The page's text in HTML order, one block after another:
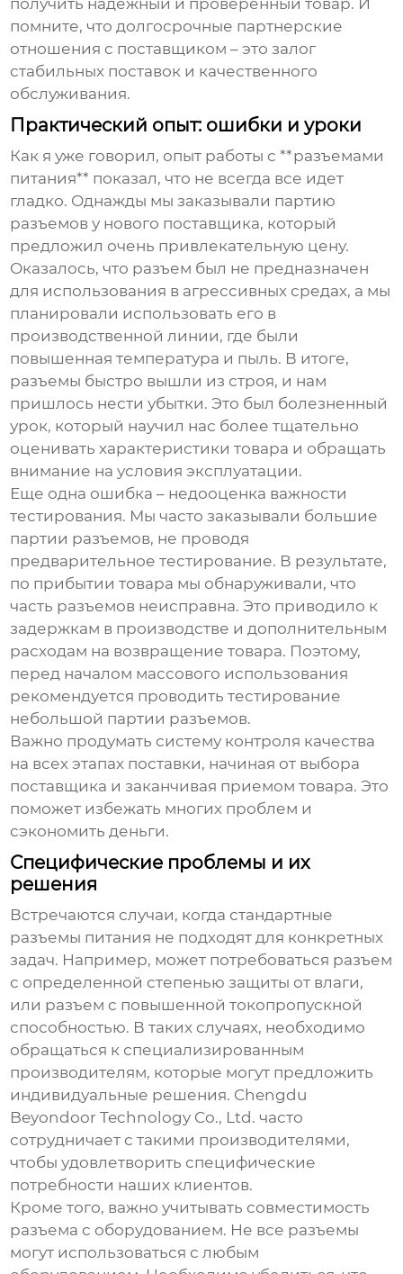
получить надежный и проверенный товар. И
помните, что долгосрочные партнерские
отношения с поставщиком – это залог
стабильных поставок и качественного
обслуживания.
Практический опыт: ошибки и уроки
Как я уже говорил, опыт работы с **разъемами
питания** показал, что не всегда все идет
гладко. Однажды мы заказывали партию
разъемов у нового поставщика, который
предложил очень привлекательную цену.
Оказалось, что разъем был не предназначен
для использования в агрессивных средах, а мы
планировали использовать его в
производственной линии, где были
повышенная температура и пыль. В итоге,
разъемы быстро вышли из строя, и нам
пришлось нести убытки. Это был болезненный
урок, который научил нас более тщательно
оценивать характеристики товара и обращать
внимание на условия эксплуатации.
Еще одна ошибка – недооценка важности
тестирования. Мы часто заказывали большие
партии разъемов, не проводя
предварительное тестирование. В результате,
по прибытии товара мы обнаруживали, что
часть разъемов неисправна. Это приводило к
задержкам в производстве и дополнительным
расходам на возвращение товара. Поэтому,
перед началом массового использования
рекомендуется проводить тестирование
небольшой партии разъемов.
Важно продумать систему контроля качества
на всех этапах поставки, начиная от выбора
поставщика и заканчивая приемом товара. Это
поможет избежать многих проблем и
сэкономить деньги.
Специфические проблемы и их
решения
Встречаются случаи, когда стандартные
разъемы питания не подходят для конкретных
задач. Например, может потребоваться разъем
с определенной степенью защиты от влаги,
или разъем с повышенной токопропускной
способностью. В таких случаях, необходимо
обращаться к специализированным
производителям, которые могут предложить
индивидуальные решения. Chengdu
Beyondoor Technology Co., Ltd. часто
сотрудничает с такими производителями,
чтобы удовлетворить специфические
потребности наших клиентов.
Кроме того, важно учитывать совместимость
разъема с оборудованием. Не все разъемы
могут использоваться с любым